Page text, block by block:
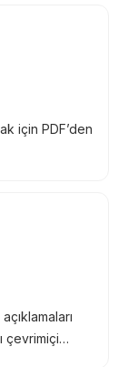
için PDF’den
çevrimiçi